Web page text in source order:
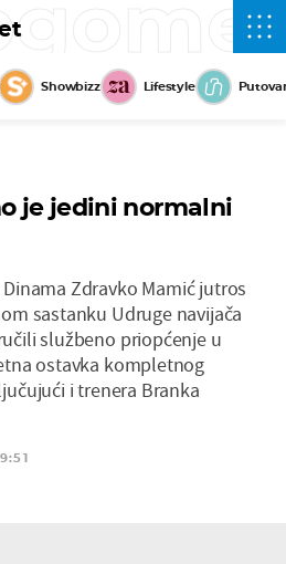
Showbizz Lifestyle
je jedini normalni
Zdravko Mamić jutros
sastanku Udruge navijača
službeno priopćenje u
ostavka kompletnog
i trenera Branka